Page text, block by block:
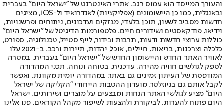
והעורך המייסד הוא עמוס רגב. אתרי האינטרנט של "ישראל היום" בעברית
ובאנגלית, כמו כן היישומונים (אפליקציות) לאנדרואיד ול-iOS, מציגים
חדשות מסביב לשעון, תוכן בלעדי, מבזקים ועדכונים, ניתוחים ופרשנויות,
וידיאו, פודקאסטים ושידורים חיים. פלטפורמות הדיגיטל של "ישראל היום"
כוללות ערוצי חדשות ודעות, תרבות ובידור, לייף סטייל, טכנולוגיה, ספורט,
כלכלה וצרכנות, בריאות, חיילים, אוכל, יהדות, תיירות ורכב. ב-2021 עלו
לאוויר האתר החדש והיישומון החדש של "ישראל היום" בעברית, במטרה
לספק לגולשים חוויה מהירה, עדכנית, בטוחה ונוחה. תכני המהדורה
המודפסת של העיתון זמינים גם באתר, במהדורה יומית מקוונת, ואפשר
לקבל אותם גם בניוזלטר. מועדון ההטבות הייחודי "הקליקה של ישראל
היום" מציע לגולשי האתר הנחות ומבצעים על מוצרים ושירותים. ישראל
היום פתוח להערות, לביקורת ולהצעות לשיפור מקהל הקוראים. פנו אלינו